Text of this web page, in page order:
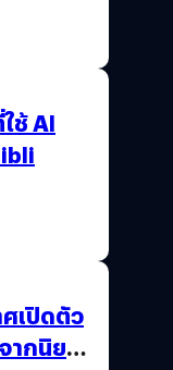
ช้ AI
เปิดตัว
ากนิยาย